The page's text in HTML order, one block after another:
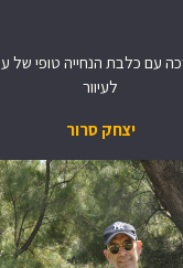
עם כלבת הנחייה טופי של
לעיוור
יצחק סרור